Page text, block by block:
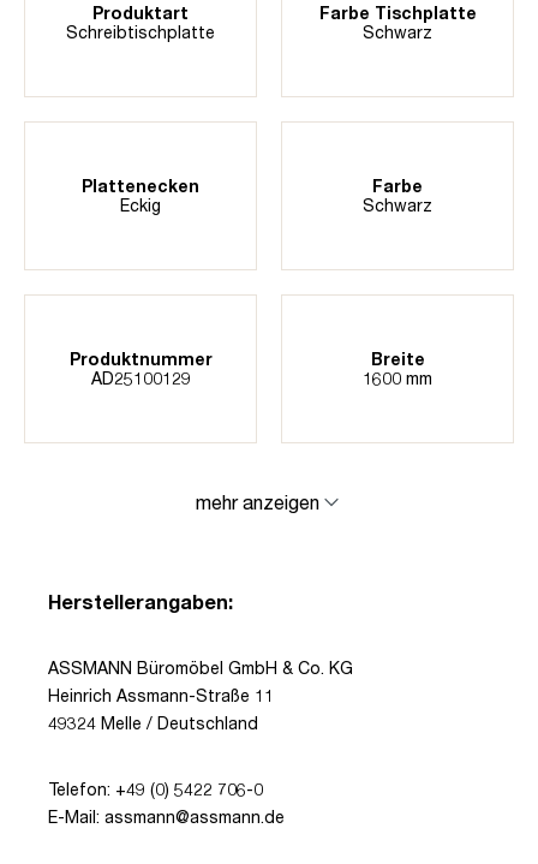
Produktart
Schreibtischplatte
Farbe Tischplatte
Schwarz
Plattenecken
Eckig
Farbe
Schwarz
Produktnummer
AD25100129
Breite
1600 mm
mehr anzeigen
Herstellerangaben:
ASSMANN Büromöbel GmbH & Co. KG
Heinrich Assmann-Straße 11
49324 Melle / Deutschland
Telefon: +49 (0) 5422 706-0
E-Mail: assmann@assmann.de